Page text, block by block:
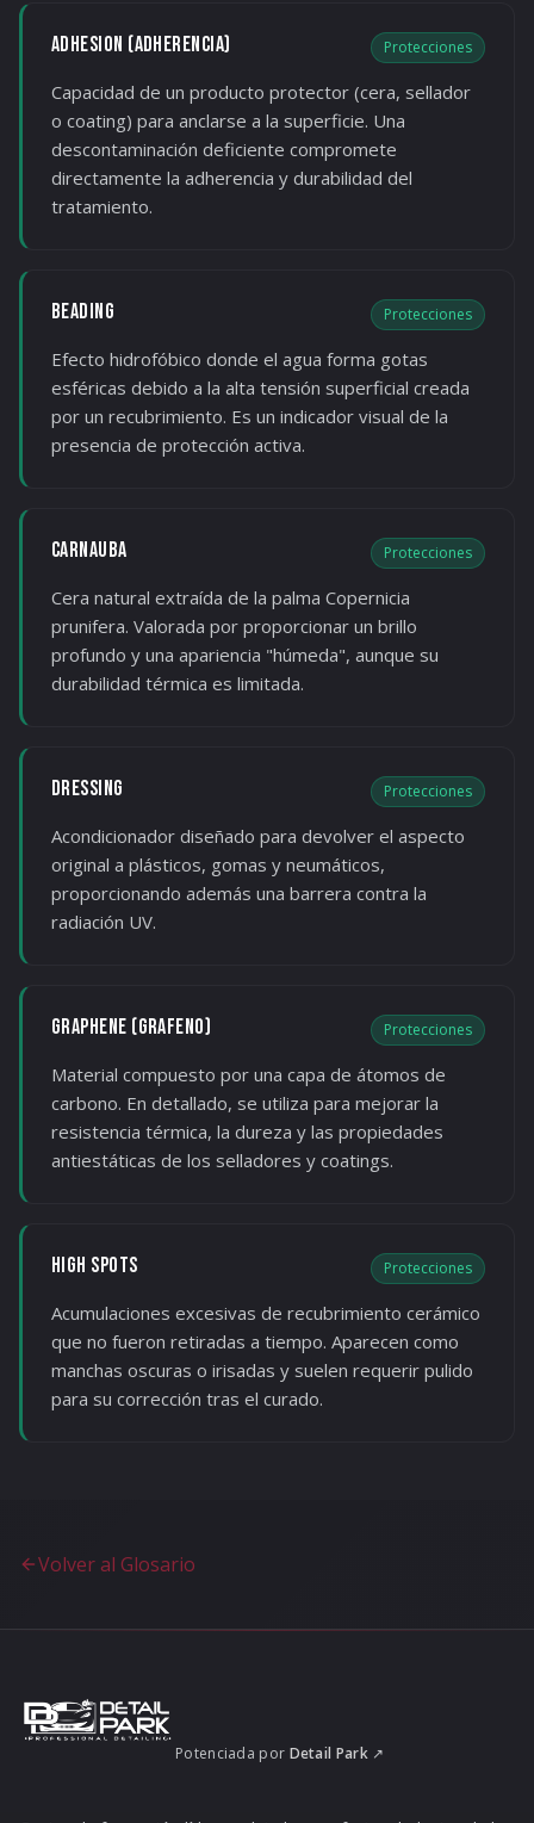
ADHESION (ADHERENCIA) Protecciones
Capacidad de un producto protector (cera, sellador
o coating) para anclarse a la superficie. Una
descontaminación deficiente compromete
directamente la adherencia y durabilidad del
tratamiento.
BEADING Protecciones
Efecto hidrofóbico donde el agua forma gotas
esféricas debido a la alta tensión superficial creada
por un recubrimiento. Es un indicador visual de la
presencia de protección activa.
CARNAUBA Protecciones
Cera natural extraída de la palma Copernicia
prunifera. Valorada por proporcionar un brillo
profundo y una apariencia "húmeda", aunque su
durabilidad térmica es limitada.
DRESSING Protecciones
Acondicionador diseñado para devolver el aspecto
original a plásticos, gomas y neumáticos,
proporcionando además una barrera contra la
radiación UV.
GRAPHENE (GRAFENO) Protecciones
Material compuesto por una capa de átomos de
carbono. En detallado, se utiliza para mejorar la
resistencia térmica, la dureza y las propiedades
antiestáticas de los selladores y coatings.
HIGH SPOTS Protecciones
Acumulaciones excesivas de recubrimiento cerámico
que no fueron retiradas a tiempo. Aparecen como
manchas oscuras o irisadas y suelen requerir pulido
para su corrección tras el curado.
Volver al Glosario
Potenciada por Detail Park↗